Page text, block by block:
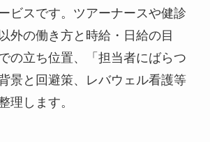
ビスです。ツアーナースや健診
外の働き方と時給・日給の目
の立ち位置、「担当者にばらつ
景と回避策、レバウェル看護等
理します。